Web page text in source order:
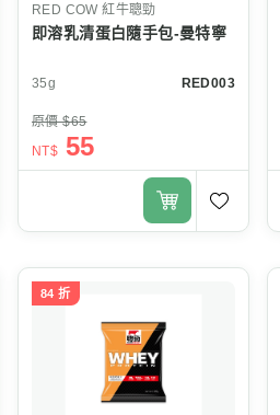
RED COW 紅牛聰勁
即溶乳清蛋白隨手包-曼特寧
35g RED003
原價 $65
NT$ 55
84 折